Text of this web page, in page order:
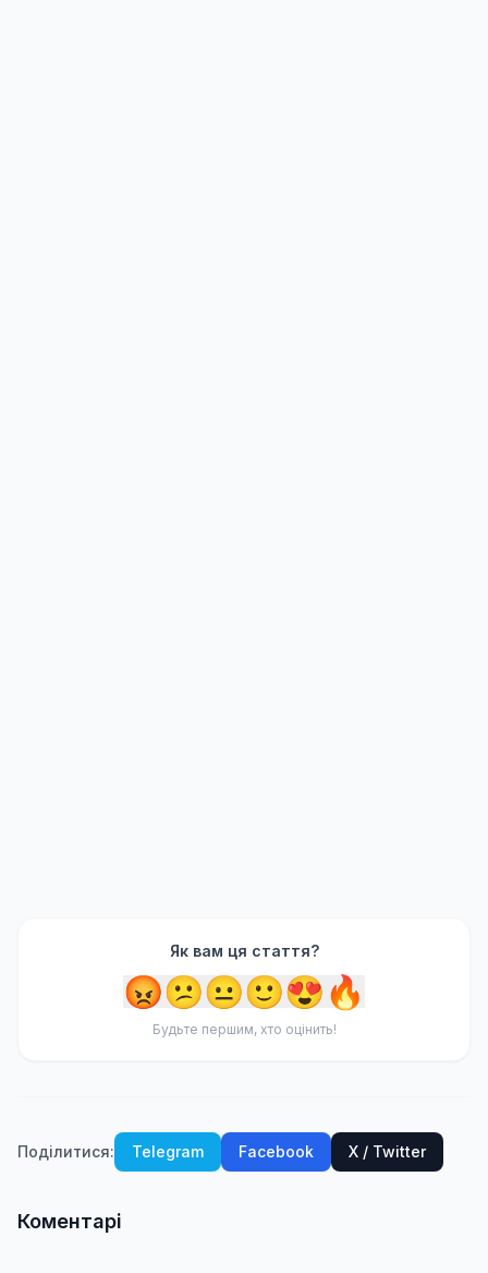
Як вам ця стаття?
😡😕😐🙂😍🔥
Будьте першим, хто оцінить!
Поділитися: Telegram Facebook X / Twitter
Коментарі